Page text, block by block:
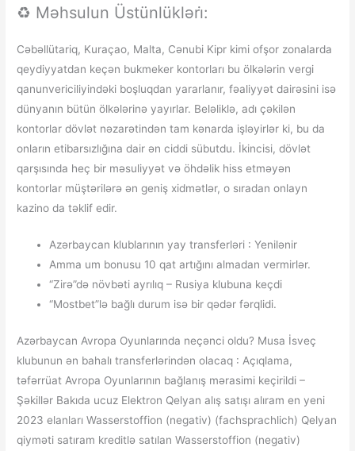
♻️ Məhsulun Üstünlükləri̇:
Cəbəllütariq, Kuraçao, Malta, Cənubi Kipr kimi ofşor zonalarda
qeydiyyatdan keçən bukmeker kontorları bu ölkələrin vergi
qanunvericiliyindəki boşluqdan yararlanır, fəaliyyət dairəsini isə
dünyanın bütün ölkələrinə yayırlar. Beləliklə, adı çəkilən
kontorlar dövlət nəzarətindən tam kənarda işləyirlər ki, bu da
onların etibarsızlığına dair ən ciddi sübutdu. İkincisi, dövlət
qarşısında heç bir məsuliyyət və öhdəlik hiss etməyən
kontorlar müştərilərə ən geniş xidmətlər, o sıradan onlayn
kazino da təklif edir.
Azərbaycan klublarının yay transferləri : Yenilənir
Amma um bonusu 10 qat artığını almadan vermirlər.
“Zirə”də növbəti ayrılıq – Rusiya klubuna keçdi
“Mostbet”lə bağlı durum isə bir qədər fərqlidi.
Azərbaycan Avropa Oyunlarında neçənci oldu? Musa İsveç
klubunun ən bahalı transferlərindən olacaq : Açıqlama,
təfərrüat Avropa Oyunlarının bağlanış mərasimi keçirildi –
Şəkillər Bakıda ucuz Elektron Qelyan alış satışı alıram en yeni
2023 elanları Wasserstoffion (negativ) (fachsprachlich) Qelyan
qiyməti satıram kreditlə satılan Wasserstoffion (negativ)